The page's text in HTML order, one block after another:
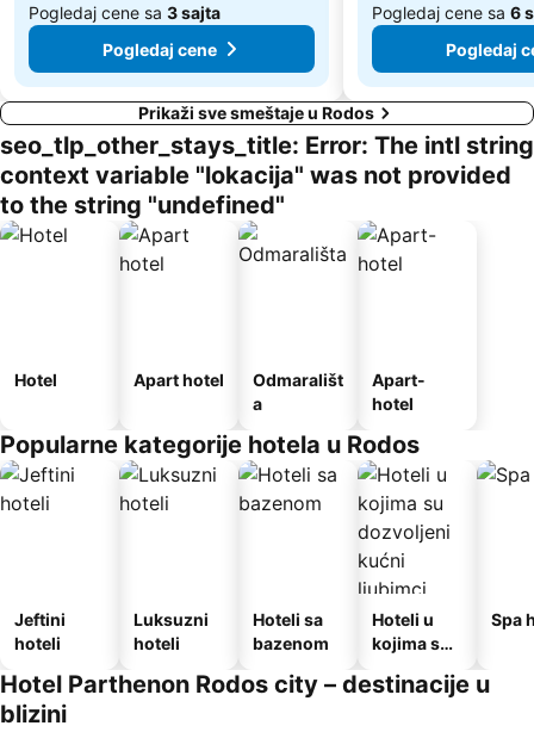
Pogledaj cene sa 3 sajta
Pogledaj cene
Pogledaj cene sa 6
Pogledaj
Prikaži sve smeštaje u Rodos
seo_tlp_other_stays_title: Error: The intl string
context variable "lokacija" was not provided
to the string "undefined"
Hotel Apart hotel
Odmarališt
a
Apart-
hotel
Popularne kategorije hotela u Rodos
Jeftini
hoteli
Luksuzni
hoteli
Hoteli sa
bazenom
Hoteli u
kojima su
kućni
Spa
Hotel Parthenon Rodos city – destinacije u
blizini